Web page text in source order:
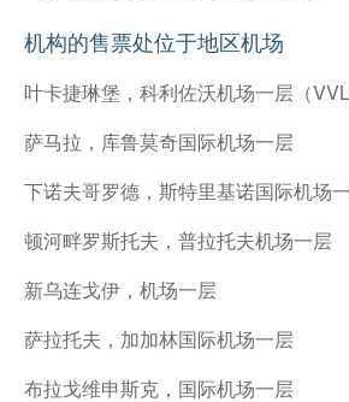
机构的售票处位于地区机场
叶卡捷琳堡，科利佐沃机场一层（VVL
萨马拉，库鲁莫奇国际机场一层
下诺夫哥罗德，斯特里基诺国际机场
顿河畔罗斯托夫，普拉托夫机场一层
新乌连戈伊，机场一层
萨拉托夫，加加林国际机场一层
布拉戈维申斯克，国际机场一层